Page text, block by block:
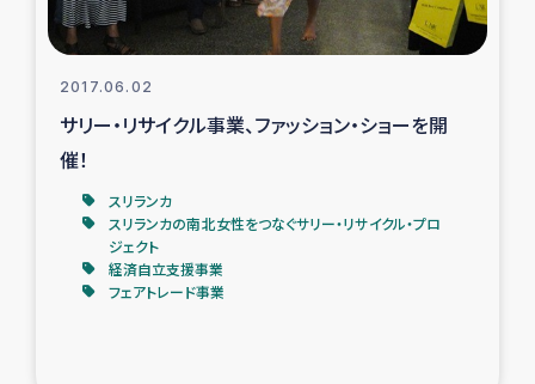
漁業復興支援
居場所づくり
ガザ空爆被災者への食料支援と農家生産支援
2017.06.02
サリー・リサイクル事業、ファッション・ショーを開
催！
スリランカ
スリランカの南北女性をつなぐサリー・リサイクル・プロ
ジェクト
経済自立支援事業
フェアトレード事業